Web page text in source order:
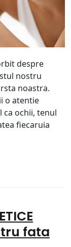
despre
nostru
noastra.
o atentie
ca ochii, tenul
fiecaruia
fata